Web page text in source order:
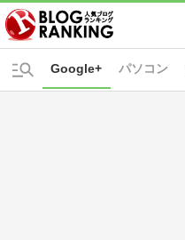
パソコン
Google+